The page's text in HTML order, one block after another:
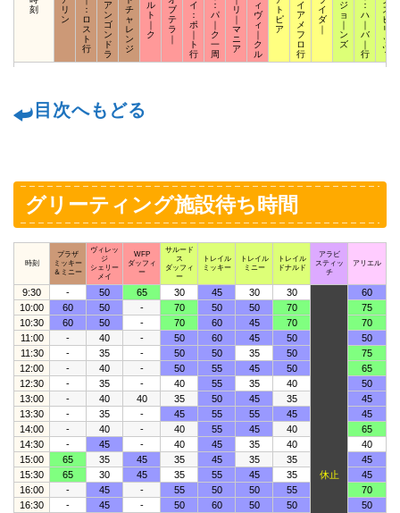
刻
リ
ン
：
ロ
ス
ト
行
ア
ン
ゴ
ン
ド
ラ
チ
ャ
レ
ン
ジ
ル
ト
｜
ク
ブ
テ
ラ
｜
イ
：
ポ
｜
ト
行
：
パ
｜
ク
一
周
リ
｜
マ
ニ
ア
ィ
ヴ
ィ
｜
ク
ル
ト
ピ
ア
イ
ア
メ
フ
ロ
行
イ
ダ
｜
ジ
ョ
｜
ン
ズ
：
ハ
｜
バ
｜
行
ス
ピ
リ
ッ
ツ
目次へもどる
グリーティング施設待ち時間
時刻
プラザ
ミッキー
＆ミニー
ヴィレッ
ジ
シェリー
メイ
WFP
ダッフィ
ー
サルード
ス
ダッフィ
ー
トレイル
ミッキー
トレイル
ミニー
トレイル
ドナルド
アラビ
スティッ
チ
アリエル
9:30 - 50 65 30 45 30 30
休止
60
10:00
60 50 - 70 50 50 70
75
10:30
60 50 - 70 60 45 70
70
11:00
- 40 - 50 60 45 50
50
11:30
- 35 - 50 50 35 50
75
12:00
- 40 - 50 55 45 50
65
12:30
- 35 - 40 55 35 40
50
13:00
- 40 40 35 50 45 35
45
13:30
- 35 - 45 55 55 45
45
14:00
- 40 - 40 55 45 40
65
14:30
- 45 - 40 45 35 40
40
15:00
65 35 45 35 45 35 35
45
15:30
65 30 45 35 55 45 35
45
16:00
- 45 - 55 50 50 55
70
16:30
- 45 - 50 60 50 50
50